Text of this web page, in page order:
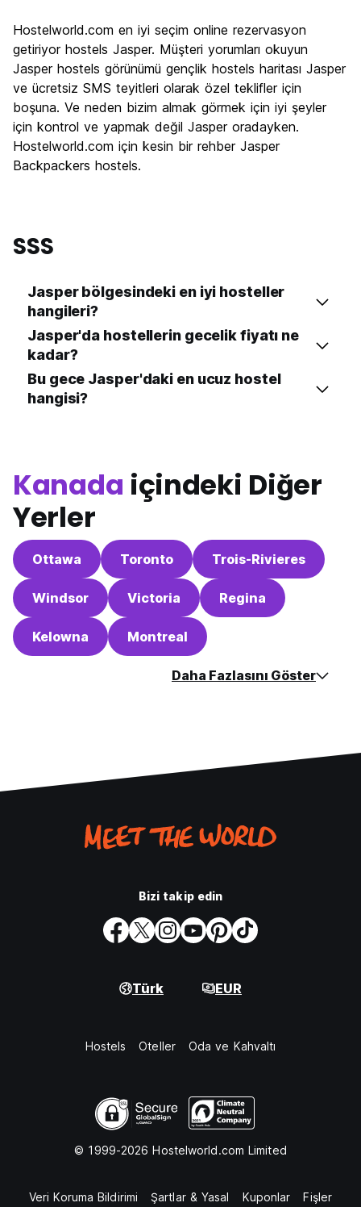
Kültür
Gece hayatı
6.2
Ekonomik
Hostelworld.com en iyi seçim online rezervasyon
getiriyor hostels Jasper. Müşteri yorumları okuyun
Jasper hostels görünümü gençlik hostels haritası Jasper
ve ücretsiz SMS teyitleri olarak özel teklifler için
boşuna. Ve neden bizim almak görmek için iyi şeyler
için kontrol ve yapmak değil Jasper oradayken.
Hostelworld.com için kesin bir rehber Jasper
Backpackers hostels.
SSS
Jasper bölgesindeki en iyi hosteller
hangileri?
Jasper'da hostellerin gecelik fiyatı ne
kadar?
Bu gece Jasper'daki en ucuz hostel
hangisi?
Kanada içindeki Diğer
Yerler
Ottawa Toronto Trois-Rivieres
Windsor Victoria Regina
Kelowna Montreal
Daha Fazlasını Göster
Bizi takip edin
Türk EUR
Hostels Oteller Oda ve Kahvaltı
© 1999-2026 Hostelworld.com Limited
Veri Koruma Bildirimi Şartlar & Yasal Kuponlar Fişler